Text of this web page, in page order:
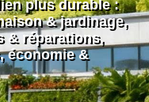
plus durable :
& jardinage,
& réparations,
économie &